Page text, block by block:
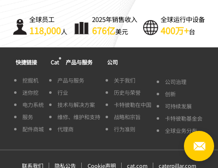
全球员工
118,000人
2025年销售收入
676亿美元
全球运行中设备
400万+台
快捷链接
挖掘机
迷你挖
电力系统
服务
配件商城
Cat® 产品与服务
产品与服务
行业
技术与解决方案
维修、维护和支持
代理商
公司
关于我们
历史与荣誉
卡特彼勒在中国
战略和宗旨
行为准则
公司治理
创新
可持续发展
卡特彼勒基金会
全球业务分布
联系我们 隐私公告 Cookie声明 cat.com caterpillar.com